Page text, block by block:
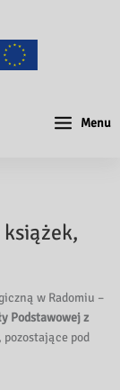
Menu
w Radomiu –
Podstawowej z
, pozostające pod